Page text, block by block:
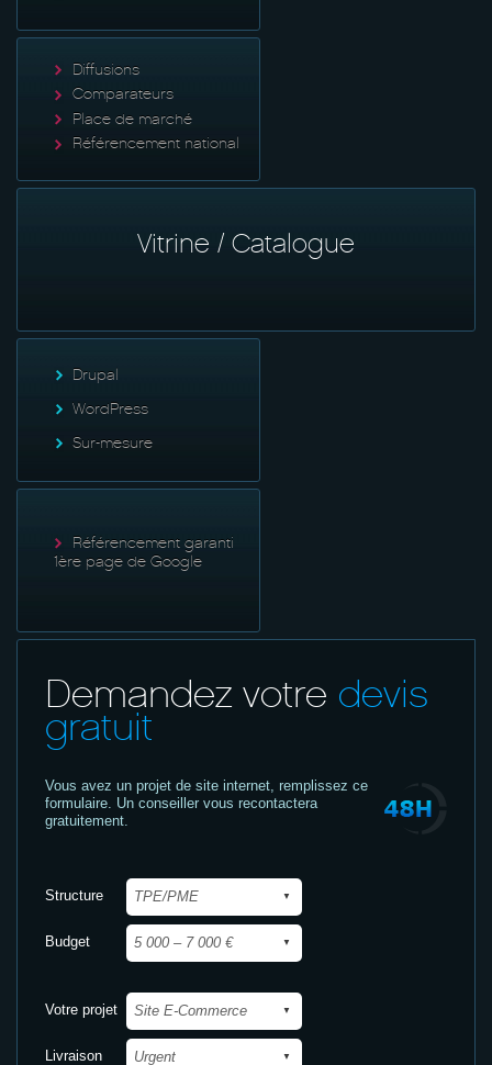
Diffusions
Comparateurs
Place de marché
Référencement national
Vitrine / Catalogue
Drupal
WordPress
Sur-mesure
Référencement garanti
1ère page de Google
Demandez votre devis
gratuit
Vous avez un projet de site internet, remplissez ce
formulaire. Un conseiller vous recontactera
gratuitement.
Structure
Budget
Votre projet
Livraison